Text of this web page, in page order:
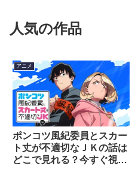
人気の作品
アニメ
ポンコツ風紀委員とスカー
ト丈が不適切なＪＫの話は
どこで見れる？今すぐ視聴